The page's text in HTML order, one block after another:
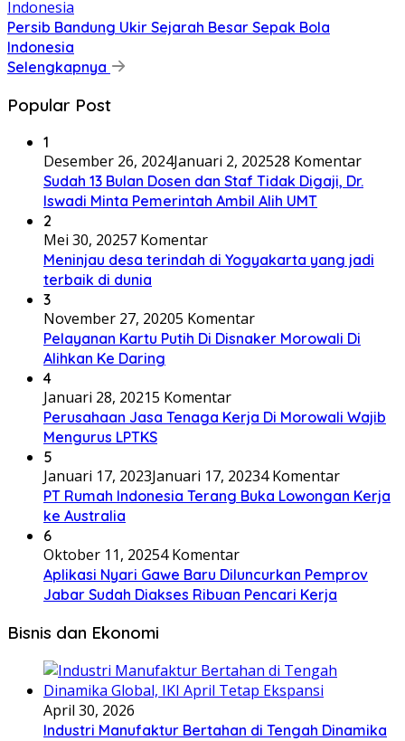
Persib Bandung Ukir Sejarah Besar Sepak Bola
Indonesia
Selengkapnya
Popular Post
1
Desember 26, 2024Januari 2, 202528 Komentar
Sudah 13 Bulan Dosen dan Staf Tidak Digaji, Dr.
Iswadi Minta Pemerintah Ambil Alih UMT
2
Mei 30, 20257 Komentar
Meninjau desa terindah di Yogyakarta yang jadi
terbaik di dunia
3
November 27, 20205 Komentar
Pelayanan Kartu Putih Di Disnaker Morowali Di
Alihkan Ke Daring
4
Januari 28, 20215 Komentar
Perusahaan Jasa Tenaga Kerja Di Morowali Wajib
Mengurus LPTKS
5
Januari 17, 2023Januari 17, 20234 Komentar
PT Rumah Indonesia Terang Buka Lowongan Kerja
ke Australia
6
Oktober 11, 20254 Komentar
Aplikasi Nyari Gawe Baru Diluncurkan Pemprov
Jabar Sudah Diakses Ribuan Pencari Kerja
Bisnis dan Ekonomi
April 30, 2026
Industri Manufaktur Bertahan di Tengah Dinamika